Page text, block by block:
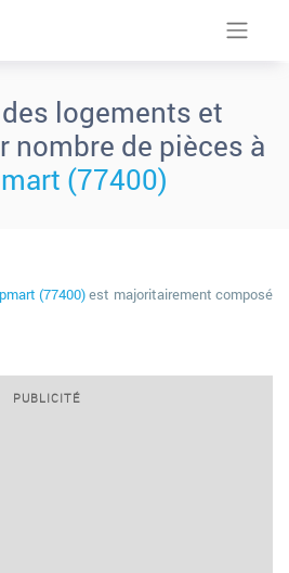
logements et
nombre de pièces à
(77400)
(77400)est majoritairement composé
PUBLICITÉ